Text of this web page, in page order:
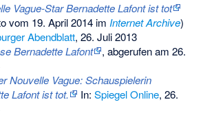
Vague-Star Bernadette Lafont ist tot
vom 19. April 2014 imInternet Archive)
Abendblatt, 26. Juli 2013
Bernadette Lafont
, abgerufen am 26.
Nouvelle Vague: Schauspielerin
Lafont ist tot.
In:Spiegel Online, 26.